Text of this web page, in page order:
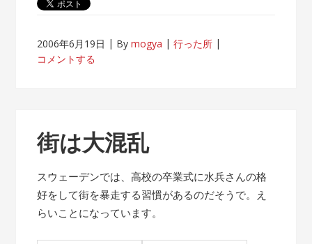
2006年6月19日 Bymogya
行った所
コメントする
街は大混乱
スウェーデンでは、高校の卒業式に水兵さんの格
好をして街を暴走する習慣があるのだそうで。え
らいことになっています。